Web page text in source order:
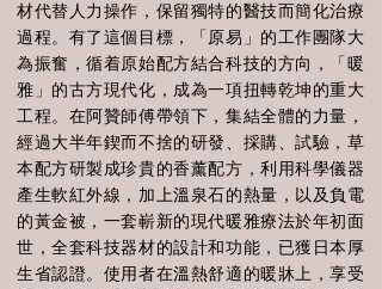
材代替人力操作，保留獨特的醫技而簡化治療
過程。有了這個目標，「原易」的工作團隊大
為振奮，循着原始配方結合科技的方向，「暖
雅」的古方現代化，成為一項扭轉乾坤的重大
工程。在阿贊師傅帶領下，集結全體的力量，
經過大半年鍥而不捨的研發、採購、試驗，草
本配方研製成珍貴的香薰配方，利用科學儀器
產生軟紅外線，加上溫泉石的熱量，以及負電
的黃金被，一套嶄新的現代暖雅療法於年初面
世，全套科技器材的設計和功能，已獲日本厚
生省認證。使用者在溫熱舒適的暖牀上，享受